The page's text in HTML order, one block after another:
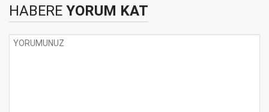
HABERE YORUM KAT